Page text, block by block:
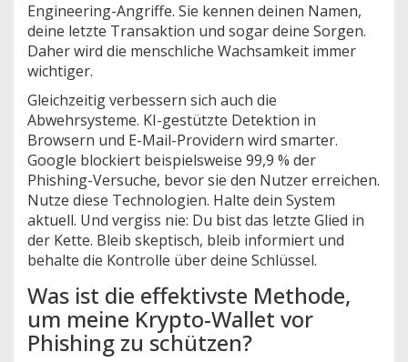
Engineering-Angriffe. Sie kennen deinen Namen,
deine letzte Transaktion und sogar deine Sorgen.
Daher wird die menschliche Wachsamkeit immer
wichtiger.
Gleichzeitig verbessern sich auch die
Abwehrsysteme. KI-gestützte Detektion in
Browsern und E-Mail-Providern wird smarter.
Google blockiert beispielsweise 99,9 % der
Phishing-Versuche, bevor sie den Nutzer erreichen.
Nutze diese Technologien. Halte dein System
aktuell. Und vergiss nie: Du bist das letzte Glied in
der Kette. Bleib skeptisch, bleib informiert und
behalte die Kontrolle über deine Schlüssel.
Was ist die effektivste Methode,
um meine Krypto-Wallet vor
Phishing zu schützen?